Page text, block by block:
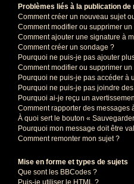
Problèmes liés à la publication de
Comment créer un nouveau sujet
Comment modifier ou supprimer
Comment ajouter une signature à
Comment créer un sondage ?
Pourquoi ne puis-je pas ajouter
Comment modifier ou supprimer
Pourquoi ne puis-je pas accéder à
Pourquoi ne puis-je pas joindre
Pourquoi ai-je reçu un
Comment rapporter des messages
À quoi sert le bouton «
Pourquoi mon message doit être
Comment remonter mon sujet ?
Mise en forme et types de sujets
Que sont les BBCodes ?
Puis-je utiliser le HTML ?